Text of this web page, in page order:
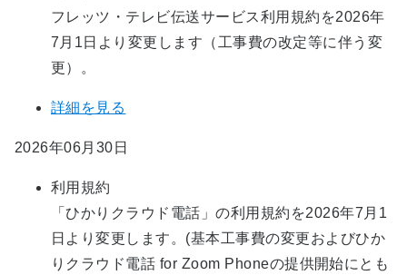
フレッツ・テレビ伝送サービス利用規約を2026年
7月1日より変更します（工事費の改定等に伴う変
更）。
詳細を見る
2026年06月30日
利用規約
「ひかりクラウド電話」の利用規約を2026年7月1
日より変更します。(基本工事費の変更およびひか
りクラウド電話 for Zoom Phoneの提供開始にとも